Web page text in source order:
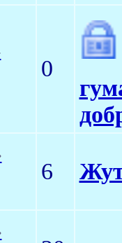
0
6